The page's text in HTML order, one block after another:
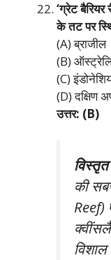
‘ग्रेट
के तट पर
(A) ब्राजील
(B)
(C)
(D) दक्षिण
उत्तर: (B)
विस्तृत
की
Reef)
विशाल